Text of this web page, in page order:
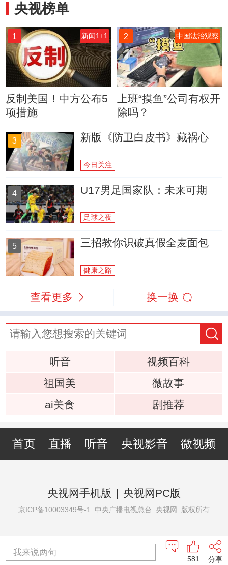
央视榜单
1 新闻1+1
反制美国！中方公布5
项措施
2 中国法治观察
上班“摸鱼”公司有权开
除吗？
3 新版《防卫白皮书》藏祸心
今日关注
4 U17男足国家队：未来可期
足球之夜
5 三招教你识破真假全麦面包
健康之路
查看更多 换一换
听音
视频百科
祖国美
微故事
ai美食
剧推荐
首页 直播 听音 央视影音 微视频
央视网手机版 | 央视网PC版
京ICP备10003349号-1 中央广播电视总台 央视网 版权所有
我来说两句
分享
581